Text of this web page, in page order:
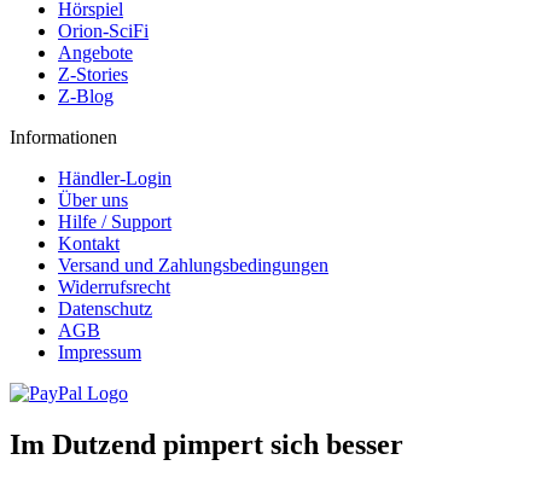
Hörspiel
Orion-SciFi
Angebote
Z-Stories
Z-Blog
Informationen
Händler-Login
Über uns
Hilfe / Support
Kontakt
Versand und Zahlungsbedingungen
Widerrufsrecht
Datenschutz
AGB
Impressum
Im Dutzend pimpert sich besser